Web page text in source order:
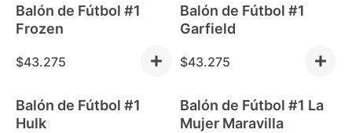
Out of stock
Balón de Fútbol #1
Frozen
$43.275
Out of stock
Balón de Fútbol #1
Garfield
$43.275
Out of stock
Balón de Fútbol #1
Hulk
Out of stock
Balón de Fútbol #1 La
Mujer Maravilla